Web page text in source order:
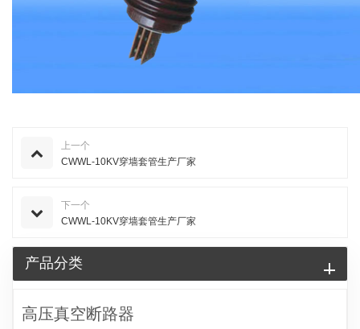
上一个
CWWL-10KV穿墙套管生产厂家
下一个
CWWL-10KV穿墙套管生产厂家
产品分类
高压真空断路器